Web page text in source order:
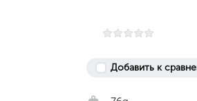
Добавить к